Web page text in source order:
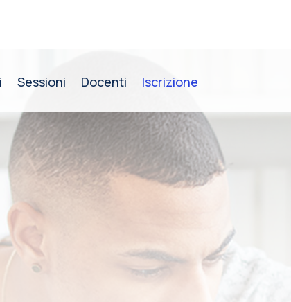
Sessioni Docenti Iscrizione